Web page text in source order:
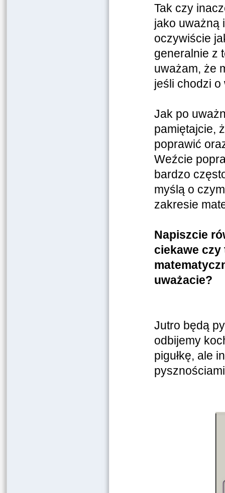
Tak czy
jako uważną
oczywiście
generalnie z
uważam, że
jeśli chodzi
Jak po
pamiętajcie,
poprawić
Weźcie
bardzo
myślą o
zakresie
Napiszcie
ciekawe czy
uważacie?
Jutro będą
odbijemy
pigułkę, ale